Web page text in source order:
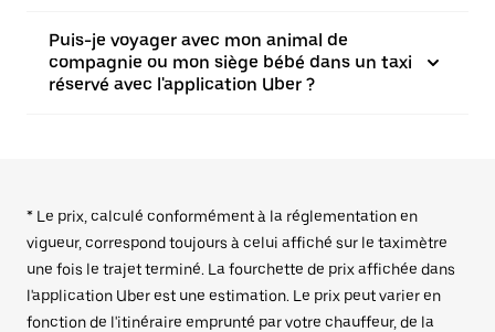
Puis-je voyager avec mon animal de
compagnie ou mon siège bébé dans un taxi
réservé avec l'application Uber ?
* Le prix, calculé conformément à la réglementation en
vigueur, correspond toujours à celui affiché sur le taximètre
une fois le trajet terminé. La fourchette de prix affichée dans
l'application Uber est une estimation. Le prix peut varier en
fonction de l'itinéraire emprunté par votre chauffeur, de la